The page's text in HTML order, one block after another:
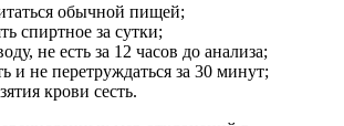
обычной пищей;
спиртное за сутки;
не есть за 12 часов до анализа;
и не перетруждаться за 30 минут;
крови сесть.